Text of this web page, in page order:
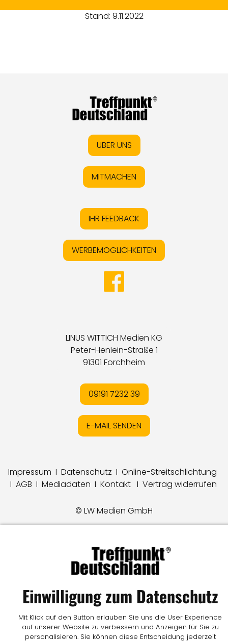
Stand: 9.11.2022
ÜBER UNS
MITMACHEN
IHR FEEDBACK
WERBEMÖGLICHKEITEN
LINUS WITTICH Medien KG
Peter-Henlein-Straße 1
91301 Forchheim
09191 7232 39
E-MAIL SENDEN
Impressum I Datenschutz I Online-Streitschlichtung
I AGB I Mediadaten I Kontakt I Vertrag widerrufen
© LW Medien GmbH
Einwilligung zum Datenschutz
Mit Klick auf den Button erlauben Sie uns die User Experience
auf unserer Website zu verbessern und Anzeigen für Sie zu
personalisieren. Sie können diese Entscheidung jederzeit